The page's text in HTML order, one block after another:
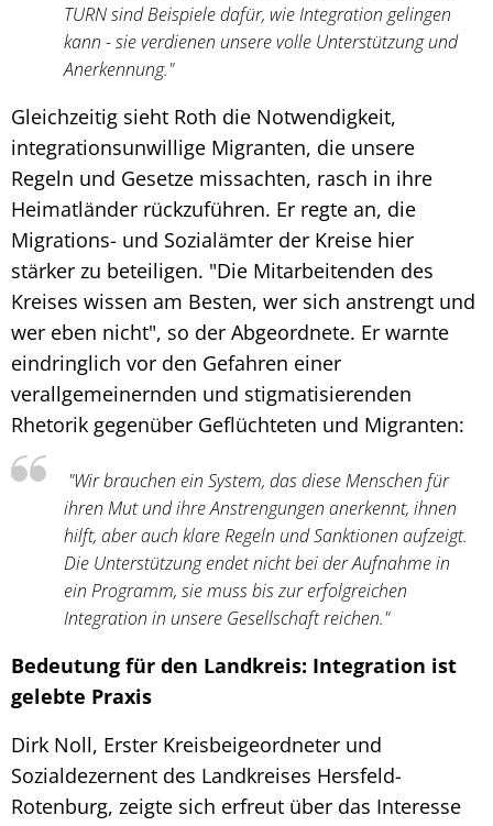
TURN sind Beispiele dafür, wie Integration gelingen
kann - sie verdienen unsere volle Unterstützung und
Anerkennung."
Gleichzeitig sieht Roth die Notwendigkeit,
integrationsunwillige Migranten, die unsere
Regeln und Gesetze missachten, rasch in ihre
Heimatländer rückzuführen. Er regte an, die
Migrations- und Sozialämter der Kreise hier
stärker zu beteiligen. "Die Mitarbeitenden des
Kreises wissen am Besten, wer sich anstrengt und
wer eben nicht", so der Abgeordnete. Er warnte
eindringlich vor den Gefahren einer
verallgemeinernden und stigmatisierenden
Rhetorik gegenüber Geflüchteten und Migranten:
"Wir brauchen ein System, das diese Menschen für
ihren Mut und ihre Anstrengungen anerkennt, ihnen
hilft, aber auch klare Regeln und Sanktionen aufzeigt.
Die Unterstützung endet nicht bei der Aufnahme in
ein Programm, sie muss bis zur erfolgreichen
Integration in unsere Gesellschaft reichen."
Bedeutung für den Landkreis: Integration ist
gelebte Praxis
Dirk Noll, Erster Kreisbeigeordneter und
Sozialdezernent des Landkreises Hersfeld-
Rotenburg, zeigte sich erfreut über das Interesse